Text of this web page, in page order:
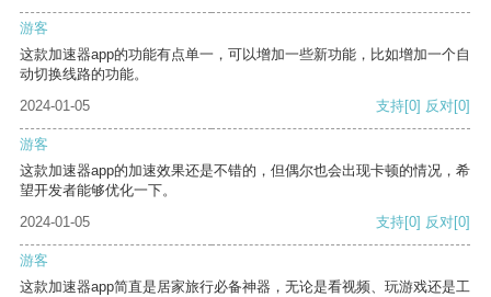
游客
这款加速器app的功能有点单一，可以增加一些新功能，比如增加一个自
动切换线路的功能。
2024-01-05
支持[0] 反对[0]
游客
这款加速器app的加速效果还是不错的，但偶尔也会出现卡顿的情况，希
望开发者能够优化一下。
2024-01-05
支持[0] 反对[0]
游客
这款加速器app简直是居家旅行必备神器，无论是看视频、玩游戏还是工